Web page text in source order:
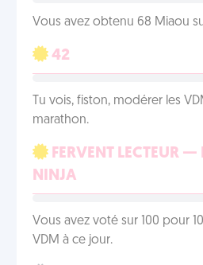
Vous avez obtenu 68 Miaou
42
Tu vois, fiston, modérer les
marathon.
FERVENT LECTEUR
NINJA
Vous avez voté sur 100 pour
VDM à ce jour.